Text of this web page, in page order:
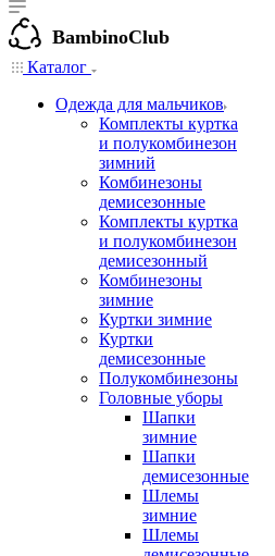
BambinoClub
Каталог
Одежда для мальчиков
Комплекты куртка
и полукомбинезон
зимний
Комбинезоны
демисезонные
Комплекты куртка
и полукомбинезон
демисезонный
Комбинезоны
зимние
Куртки зимние
Куртки
демисезонные
Полукомбинезоны
Головные уборы
Шапки
зимние
Шапки
демисезонные
Шлемы
зимние
Шлемы